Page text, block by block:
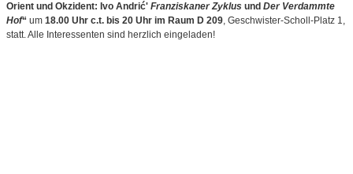
Orient und Okzident: Ivo Andrić' Franziskaner Zyklus und Der Verdammte
Hof“ um 18.00 Uhr c.t. bis 20 Uhr im Raum D 209, Geschwister-Scholl-Platz 1,
statt. Alle Interessenten sind herzlich eingeladen!